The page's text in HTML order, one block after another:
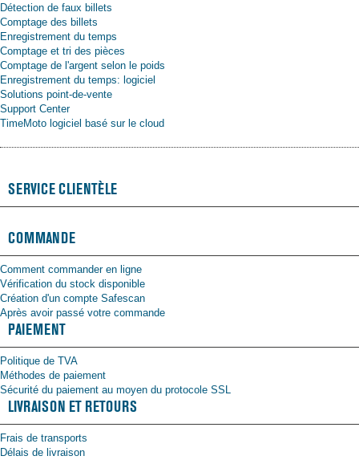
Détection de faux billets
Comptage des billets
Enregistrement du temps
Comptage et tri des pièces
Comptage de l'argent selon le poids
Enregistrement du temps: logiciel
Solutions point-de-vente
Support Center
TimeMoto logiciel basé sur le cloud
SERVICE CLIENTÈLE
COMMANDE
Comment commander en ligne
Vérification du stock disponible
Création d'un compte Safescan
Après avoir passé votre commande
PAIEMENT
Politique de TVA
Méthodes de paiement
Sécurité du paiement au moyen du protocole SSL
LIVRAISON ET RETOURS
Frais de transports
Délais de livraison